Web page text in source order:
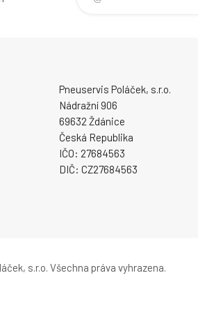
Pneuservis Poláček, s.r.o.
Nádražní 906
69632 Ždánice
Česká Republika
IČO: 27684563
DIČ: CZ27684563
s.r.o. Všechna práva vyhrazena.